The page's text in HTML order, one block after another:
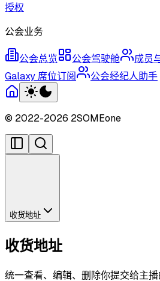
授权
公会业务
公会总览 公会驾驶舱 成员
Galaxy 席位订阅
公会经纪人助手
© 2022-2026 2SOMEone
收货地址
收货地址
统一查看、编辑、删除你提交给主